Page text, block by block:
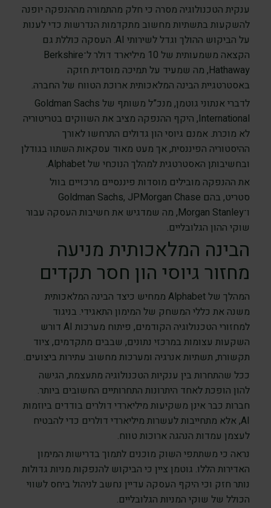
ענקית הטכנולוגיה מסרה כי חלק מהתמורה מההנפקה יופנה
להשקעות בתשתיות מחשוב מתקדמות הנדרשות כדי לענות
על הביקוש ההולך וגדל לשירותי AI. העסקה כוללת גם
הקצאה משמעותית של 10 מיליארד דולר ל־Berkshire
Hathaway, מה שמעיד על תמיכה מוסדית חזקה
באסטרטגיית הבינה המלאכותית ארוכת הטווח של החברה.
לדברי אנתוני גוטמן, מנכ”ל משותף של Goldman Sachs
International, היקף ההנפקה מציב את השווקים בטריטוריה
לא מוכרת. אמנם גיוסי הון גדולים התרחשו לאורך
ההיסטוריה הפיננסית, אך מעט מאוד עסקאות השתוו בגודלן
ובחשיבותן האסטרטגית למהלך הנוכחי של Alphabet.
את ההנפקה מובילים מוסדות פיננסיים מרכזיים בוול
סטריט, בהם Goldman Sachs, JPMorgan Chase
ו־Morgan Stanley, מה שמדגיש את חשיבות העסקה עבור
שוקי ההון הגלובליים.
הבינה המלאכותית מניעה
מחזור גיוסי הון חסר תקדים
המהלך של Alphabet ממחיש כיצד הבינה המלאכותית
משנה את כללי המשחק של המימון התאגידי. בניגוד
למחזורי הטכנולוגיה הקודמים, פיתוח מערכות AI דורש
השקעות עצומות במרכזי נתונים, שבבים מתקדמים, ציוד
תקשורת, תשתיות אנרגיה ומערכות מחשוב עתירות ביצועים.
ככל שהתחרות בין ענקיות הטכנולוגיה מתעצמת, הגישה
להון הופכת לאחד היתרונות התחרותיים החשובים ביותר.
חברות כבר אינן משקיעות מיליארדי דולרים בודדים ביוזמות
AI, אלא מתחייבות לעשרות מיליארדי דולרים כדי להבטיח
לעצמן עמדות הנהגה ארוכות טווח.
נראה כי משתתפי השוק מוכנים לתמוך בדרישות המימון
האדירות הללו. גוטמן ציין כי הביקוש להנפקות מניות גדולות
נותר חזק וכי היקף העסקה עדיין נחשב לניהול ביחס לשווי
הכולל של שוקי המניות הגלובליים.